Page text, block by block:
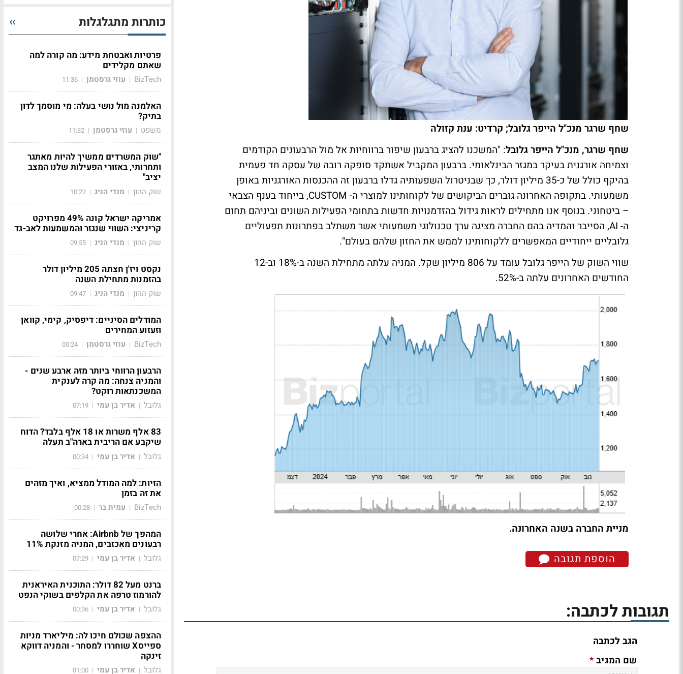
שחף שרגר מנכ"ל הייפר גלובל; קרדיט: ענת קזולה
שחף שרגר, מנכ"ל הייפר גלובל: "המשכנו להציג ברבעון שיפור ברווחיות אל מול הרבעונים הקודמים
וצמיחה אורגנית בעיקר במגזר הבינלאומי. ברבעון המקביל אשתקד סופקה רובה של עסקה חד פעמית
בהיקף כולל של כ-35 מיליון דולר, כך שבניטרול השפעותיה גדלו ברבעון זה ההכנסות האורגניות באופן
משמעותי. בתקופה האחרונה גוברים הביקושים של לקוחותינו למוצרי ה- CUSTOM, בייחוד בענף הצבאי
– ביטחוני. בנוסף אנו מתחילים לראות גידול בהזדמנויות חדשות בתחומי הפעילות השונים וביניהם תחום
ה- AI, הסייבר והמדיה בהם החברה מציגה ערך טכנולוגי משמעותי אשר משתלב בפתרונות תפעוליים
גלובליים ייחודיים המאפשרים ללקוחותינו לממש את החזון שלהם בעולם".
שווי השוק של הייפר גלובל עומד על 806 מיליון שקל. המניה עלתה מתחילת השנה ב-18% וב-12
החודשים האחרונים עלתה ב-52%.
מניית החברה בשנה האחרונה.
הוספת תגובה
תגובות לכתבה:
הגב לכתבה
שם המגיב*
כותרות מתגלגלות
פרטיות ואבטחת מידע: מה קורה למה
שאתם מקלידים
BizTech
| עוזי גרסטמן |
11:36
האלמנה מול נושי בעלה: מי מוסמך לדון
בתיק?
משפט | עוזי גרסטמן |
11:32
"שוק המשרדים ממשיך להיות מאתגר
ותחרותי, באזורי הפעילות שלנו המצב
יציב"
שוק ההון | מנדי הניג |
10:22
אמריקה ישראל קונה 49% מפרויקט
קריניצי: השווי שנגזר והמשמעות לאב-גד
שוק ההון | מנדי הניג |
09:55
נקסט ויז'ן חצתה 205 מיליון דולר
בהזמנות מתחילת השנה
שוק ההון | מנדי הניג |
09:47
המודלים הסיניים: דיפסיק, קימי, קוואן
וזעזוע המחירים
BizTech
| עוזי גרסטמן |
00:24
הרבעון הרווחי ביותר מזה ארבע שנים -
והמניה צנחה: מה קרה לענקית
המשכנתאות רוקט?
גלובל | אדיר בן עמי |
07:19
83 אלף משרות או 18 אלף בלבד? הדוח
שיקבע אם הריבית בארה"ב תעלה
גלובל | אדיר בן עמי |
00:34
הזיות: למה המודל ממציא, ואיך מזהים
את זה בזמן
BizTech
| עמית בר |
00:28
המהפך של Airbnb: אחרי שלושה
רבעונים מאכזבים, המניה מזנקת 11%
גלובל | אדיר בן עמי |
07:29
ברנט מעל 82 דולר: התוכנית האיראנית
להורמוז טרפה את הקלפים בשוקי הנפט
גלובל | אדיר בן עמי |
00:36
ההצפה שכולם חיכו לה: מיליארד מניות
ספייסX שוחררו למסחר - והמניה דווקא
זינקה
גלובל | אדיר בן עמי |
01:00